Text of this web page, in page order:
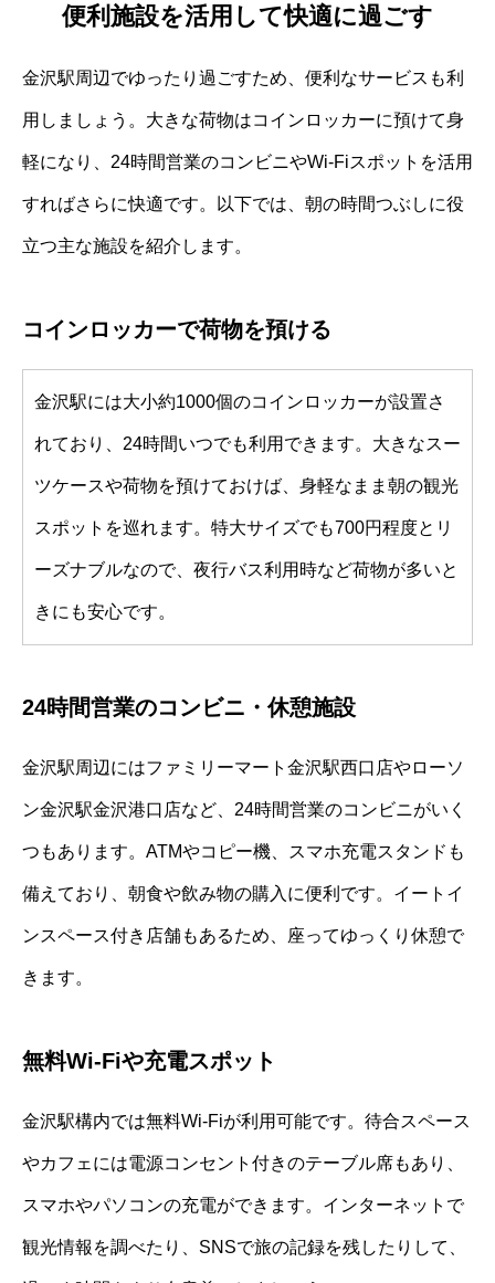
便利施設を活用して快適に過ごす
金沢駅周辺でゆったり過ごすため、便利なサービスも利
用しましょう。大きな荷物はコインロッカーに預けて身
軽になり、24時間営業のコンビニやWi-Fiスポットを活用
すればさらに快適です。以下では、朝の時間つぶしに役
立つ主な施設を紹介します。
コインロッカーで荷物を預ける
金沢駅には大小約1000個のコインロッカーが設置さ
れており、24時間いつでも利用できます。大きなスー
ツケースや荷物を預けておけば、身軽なまま朝の観光
スポットを巡れます。特大サイズでも700円程度とリ
ーズナブルなので、夜行バス利用時など荷物が多いと
きにも安心です。
24時間営業のコンビニ・休憩施設
金沢駅周辺にはファミリーマート金沢駅西口店やローソ
ン金沢駅金沢港口店など、24時間営業のコンビニがいく
つもあります。ATMやコピー機、スマホ充電スタンドも
備えており、朝食や飲み物の購入に便利です。イートイ
ンスペース付き店舗もあるため、座ってゆっくり休憩で
きます。
無料Wi-Fiや充電スポット
金沢駅構内では無料Wi-Fiが利用可能です。待合スペース
やカフェには電源コンセント付きのテーブル席もあり、
スマホやパソコンの充電ができます。インターネットで
観光情報を調べたり、SNSで旅の記録を残したりして、